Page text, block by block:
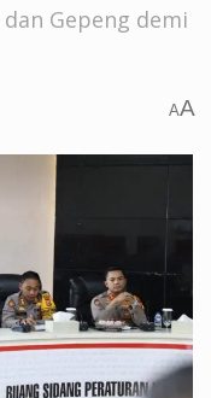
Gepeng demi
AA